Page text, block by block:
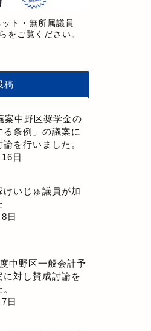
ト・無所属議員
をご覧ください。
稿
案中野区奨学金の
る条例」の議案に
を行いました。
日
けいじゅ議員が加
日
中野区一般会計予
に対し賛成討論を
日